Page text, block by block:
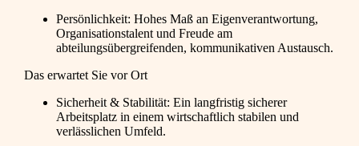
Persönlichkeit: Hohes Maß an Eigenverantwortung,
Organisationstalent und Freude am
abteilungsübergreifenden, kommunikativen Austausch.
Das erwartet Sie vor Ort
Sicherheit & Stabilität: Ein langfristig sicherer
Arbeitsplatz in einem wirtschaftlich stabilen und
verlässlichen Umfeld.